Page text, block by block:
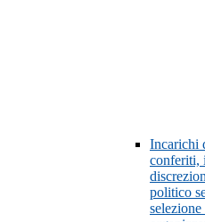
Incarichi
conferiti,
politico